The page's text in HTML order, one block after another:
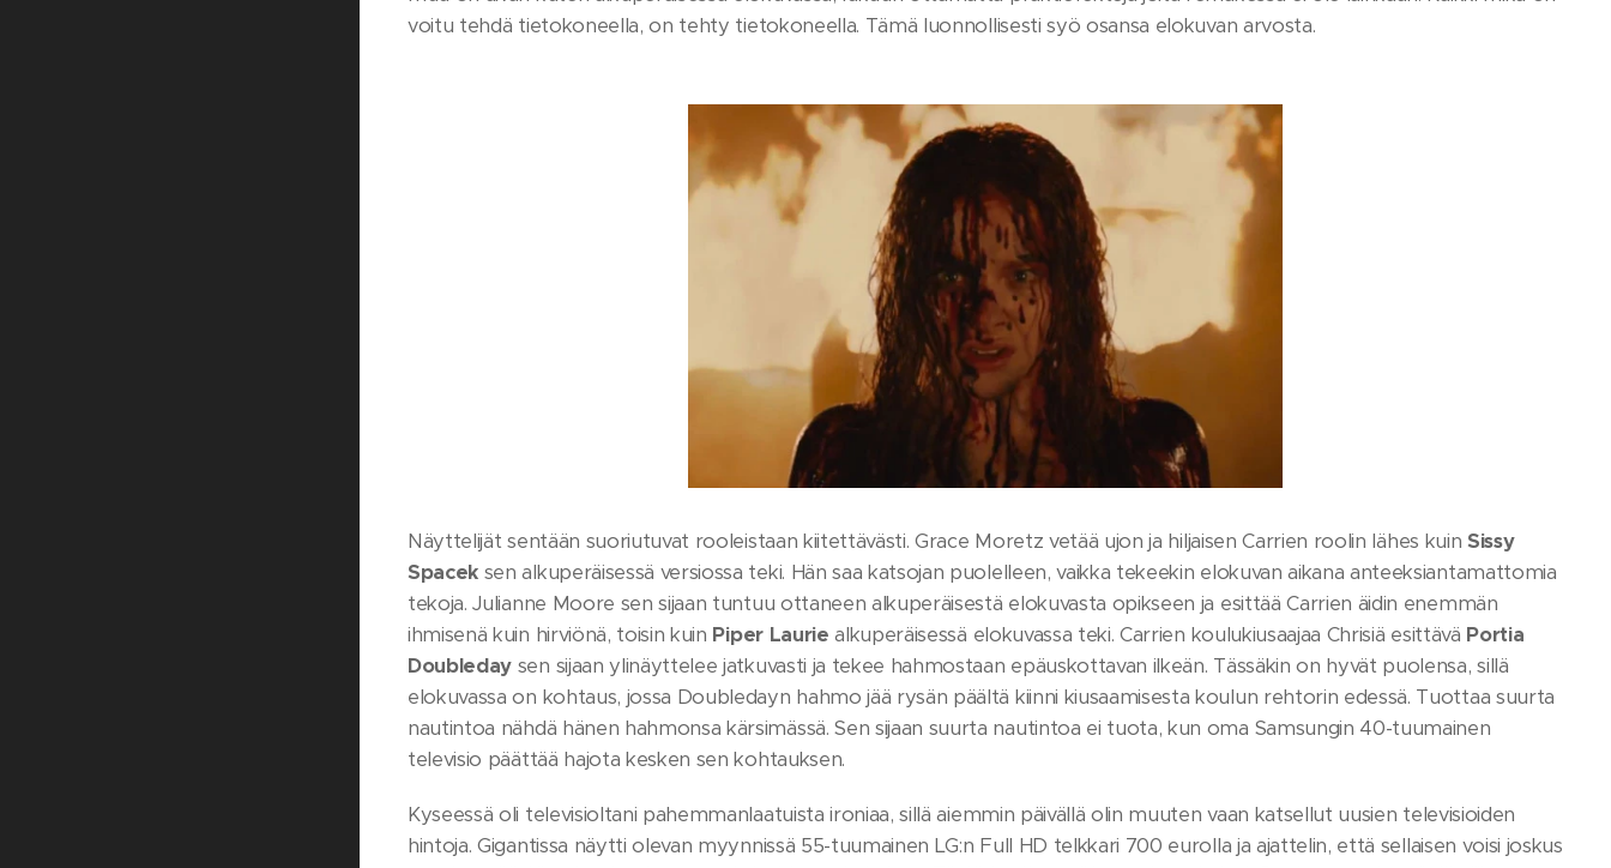
voitu tehdä tietokoneella, on tehty tietokoneella. Tämä luonnollisesti syö osansa elokuvan arvosta.
Näyttelijät sentään suoriutuvat rooleistaan kiitettävästi. Grace Moretz vetää ujon ja hiljaisen Carrien roolin lähes kuin Sissy
Spacek sen alkuperäisessä versiossa teki. Hän saa katsojan puolelleen, vaikka tekeekin elokuvan aikana anteeksiantamattomia
tekoja. Julianne Moore sen sijaan tuntuu ottaneen alkuperäisestä elokuvasta opikseen ja esittää Carrien äidin enemmän
ihmisenä kuin hirviönä, toisin kuin Piper Laurie alkuperäisessä elokuvassa teki. Carrien koulukiusaajaa Chrisiä esittävä Portia
Doubleday sen sijaan ylinäyttelee jatkuvasti ja tekee hahmostaan epäuskottavan ilkeän. Tässäkin on hyvät puolensa, sillä
elokuvassa on kohtaus, jossa Doubledayn hahmo jää rysän päältä kiinni kiusaamisesta koulun rehtorin edessä. Tuottaa suurta
nautintoa nähdä hänen hahmonsa kärsimässä. Sen sijaan suurta nautintoa ei tuota, kun oma Samsungin 40-tuumainen
televisio päättää hajota kesken sen kohtauksen.
Kyseessä oli televisioltani pahemmanlaatuista ironiaa, sillä aiemmin päivällä olin muuten vaan katsellut uusien televisioiden
hintoja. Gigantissa näytti olevan myynnissä 55-tuumainen LG:n Full HD telkkari 700 eurolla ja ajattelin, että sellaisen voisi joskus